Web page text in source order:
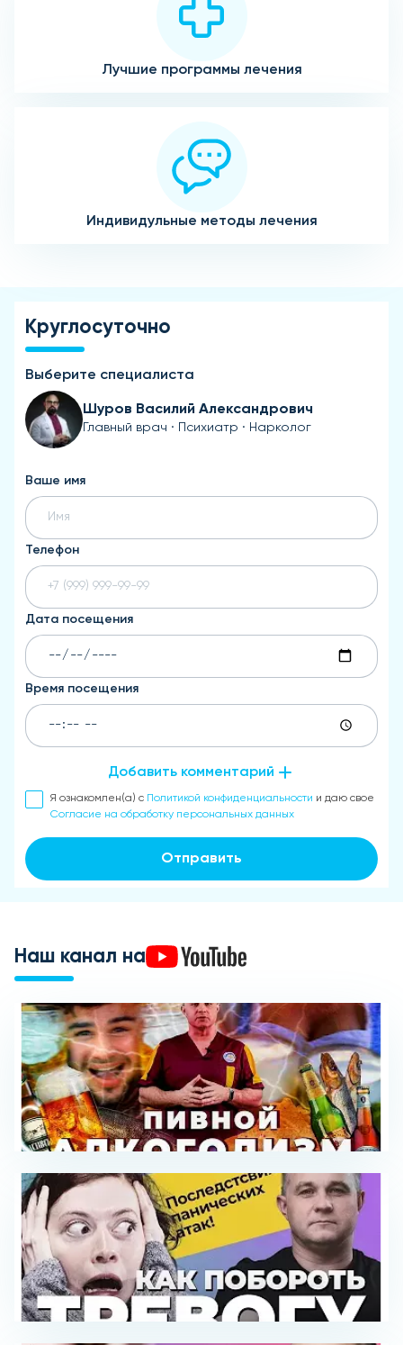
Лучшие программы лечения
Индивидульные методы лечения
Круглосуточно
Выберите специалиста
Шуров Василий Александрович
Главный врач · Психиатр · Нарколог
Ваше имя
Телефон
Дата посещения
Время посещения
Добавить комментарий
Я ознакомлен(а) с Политикой конфиденциальности и даю свое
Согласие на обработку персональных данных
Отправить
Наш канал на